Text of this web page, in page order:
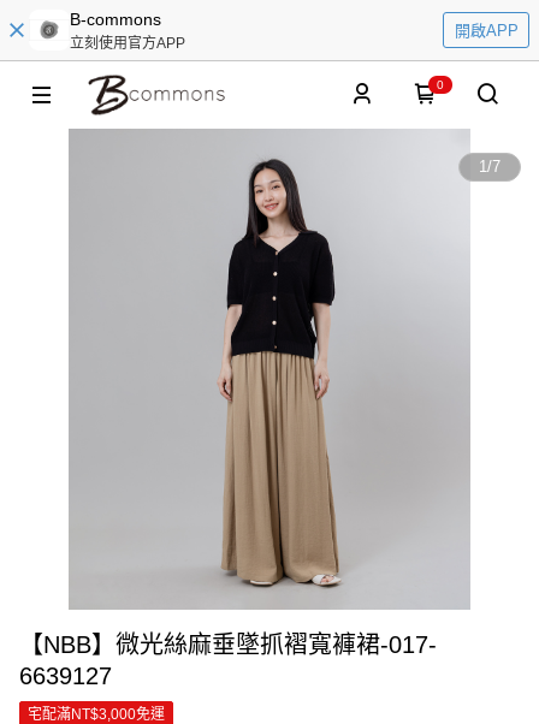
B-commons
立刻使用官方APP
開啟APP
0
1/7
【NBB】微光絲麻垂墜抓褶寬褲裙-017-
6639127
宅配滿NT$3,000免運